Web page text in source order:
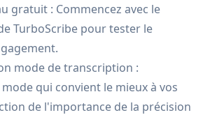
gratuit : Commencez avec le
TurboScribe pour tester le
mode de transcription :
qui convient le mieux à vos
de l'importance de la précision